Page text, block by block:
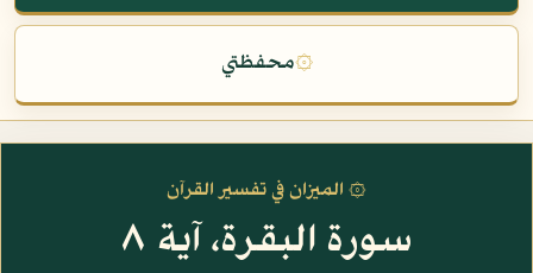
۞محفظتي
۞ الميزان في تفسير القرآن
سورة البقرة، آية ٨